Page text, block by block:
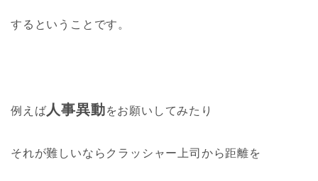
するということです。
例えば 人事異動をお願いしてみたり
それが難しいならクラッシャー上司から距離を